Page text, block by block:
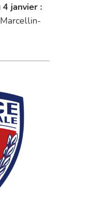
janvier :